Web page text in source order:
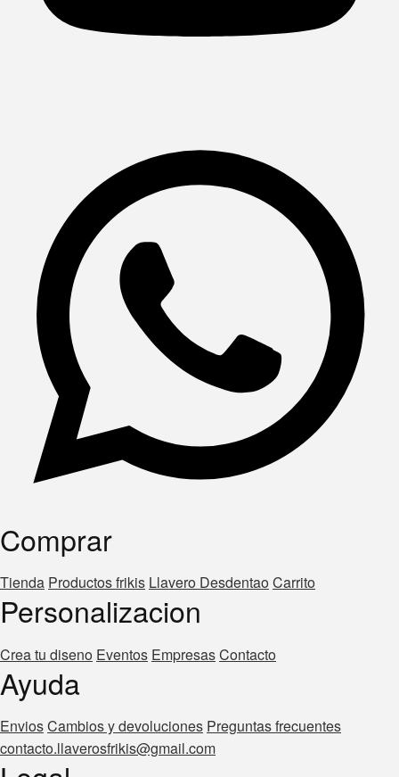
Comprar
Tienda Productos frikis Llavero Desdentao Carrito
Personalizacion
Crea tu diseno Eventos EmpresasContacto
Ayuda
EnviosCambios y devoluciones Preguntas frecuentes
contacto.llaverosfrikis@gmail.com